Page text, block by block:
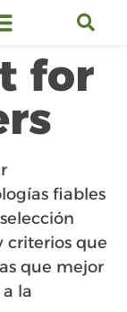
for
fiables
criterios que
que mejor
la